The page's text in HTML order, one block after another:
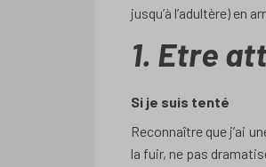
jusqu’à l’adultère) en
1. Etre
Si je suis tenté
Reconnaître que j’ai
la fuir, ne pas